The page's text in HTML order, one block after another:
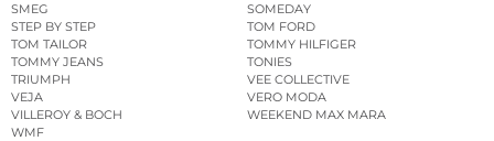
SMEG
SOMEDAY
STEP BY STEP
TOM FORD
TOM TAILOR
TOMMY HILFIGER
TOMMY JEANS
TONIES
TRIUMPH
VEE COLLECTIVE
VEJA
VERO MODA
VILLEROY & BOCH
WEEKEND MAX MARA
WMF